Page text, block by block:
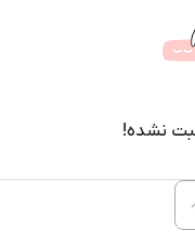
نشده!